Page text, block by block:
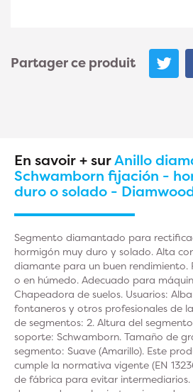
Partager ce produit
En savoir + surAnillo
Schwamborn fijación -
duro o solado -
Segmento diamantado para
hormigón muy duro y solado. Alta
diamante para un buen rendimiento.
o en húmedo. Adecuado para
Chapeadora de suelos. Usuarios:
fontaneros y otros profesionales de
de segmentos: 2. Altura del
soporte: Schwamborn. Tamaño de
segmento: Suave (Amarillo). Este
cumple la normativa vigente (EN
de fábrica para evitar